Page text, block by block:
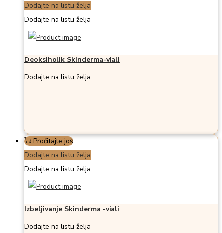
Dodajte na listu želja
Dodajte na listu želja
Deoksiholik Skinderma-viali
Dodajte na listu želja
Pročitajte još
Dodajte na listu želja
Dodajte na listu želja
Izbeljivanje Skinderma -viali
Dodajte na listu želja